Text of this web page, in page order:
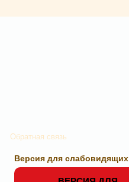
Обратная связь
Версия для слабовидящих